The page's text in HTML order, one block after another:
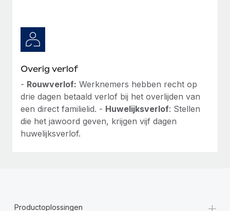
Overig verlof
- Rouwverlof: Werknemers hebben recht op
drie dagen betaald verlof bij het overlijden van
een direct familielid. - Huwelijksverlof: Stellen
die het jawoord geven, krijgen vijf dagen
huwelijksverlof.
Productoplossingen